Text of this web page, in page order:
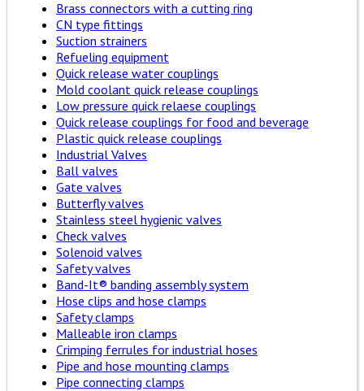
Brass connectors with a cutting ring
CN type fittings
Suction strainers
Refueling equipment
Quick release water couplings
Mold coolant quick release couplings
Low pressure quick relaese couplings
Quick release couplings for food and beverage
Plastic quick release couplings
Industrial Valves
Ball valves
Gate valves
Butterfly valves
Stainless steel hygienic valves
Check valves
Solenoid valves
Safety valves
Band-It® banding assembly system
Hose clips and hose clamps
Safety clamps
Malleable iron clamps
Crimping ferrules for industrial hoses
Pipe and hose mounting clamps
Pipe connecting clamps